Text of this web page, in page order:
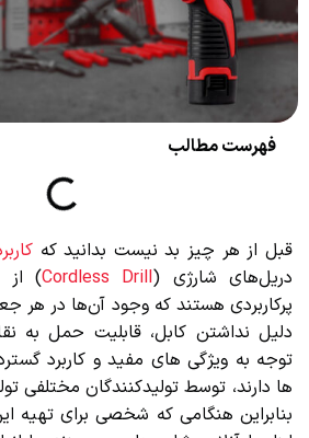
فهرست مطالب
قبل از هر چیز بد نیست بدانید که
دریل‌های شارژی (Cordless Drill) از
پرکاربردی هستند که وجود آن‌ها در هر
دلیل نداشتن کابل، قابلیت حمل به
توجه به ویژگی های مفید و کاربرد
ها دارند، توسط تولیدکنندگان مختلفی
بنابراین هنگامی که شخصی برای تهیه